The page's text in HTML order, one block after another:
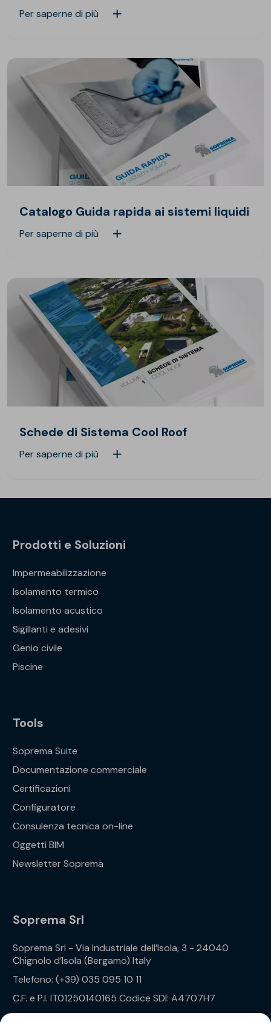
Per saperne di più
Catalogo Guida rapida ai sistemi liquidi
Per saperne di più
Schede di Sistema Cool Roof
Per saperne di più
Prodotti e Soluzioni
Impermeabilizzazione
Isolamento termico
Isolamento acustico
Sigillanti e adesivi
Genio civile
Piscine
Tools
Soprema Suite
Documentazione commerciale
Certificazioni
Configuratore
Consulenza tecnica on-line
Oggetti BIM
Newsletter Soprema
Soprema Srl
Soprema Srl - Via Industriale dell’Isola, 3 - 24040
Chignolo d’Isola (Bergamo) Italy
Telefono: (+39) 035 095 10 11
C.F. e P.I. IT01250140165 Codice SDI: A4707H7
Privacy Policy